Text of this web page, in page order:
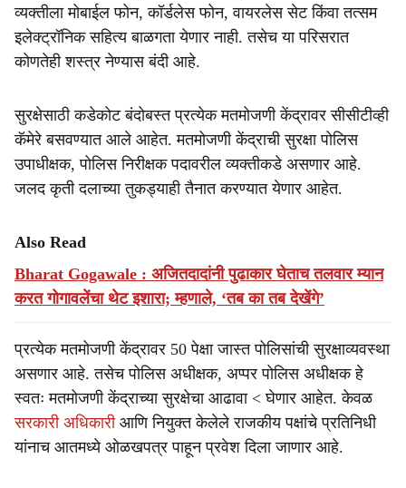
व्यक्तीला मोबाईल फोन, कॉर्डलेस फोन, वायरलेस सेट किंवा तत्सम
इलेक्ट्रॉनिक सहित्य बाळगता येणार नाही. तसेच या परिसरात
कोणतेही शस्त्र नेण्यास बंदी आहे.
सुरक्षेसाठी कडेकोट बंदोबस्त प्रत्येक मतमोजणी केंद्रावर सीसीटीव्ही
कॅमेरे बसवण्यात आले आहेत. मतमोजणी केंद्राची सुरक्षा पोलिस
उपाधीक्षक, पोलिस निरीक्षक पदावरील व्यक्तीकडे असणार आहे.
जलद कृती दलाच्या तुकड्याही तैनात करण्यात येणार आहेत.
Also Read
Bharat Gogawale : अजितदादांनी पुढाकार घेताच तलवार म्यान
करत गोगावलेंचा थेट इशारा; म्हणाले, ‘तब का तब देखेंगे’
प्रत्येक मतमोजणी केंद्रावर 50 पेक्षा जास्त पोलिसांची सुरक्षाव्यवस्था
असणार आहे. तसेच पोलिस अधीक्षक, अप्पर पोलिस अधीक्षक हे
स्वतः मतमोजणी केंद्राच्या सुरक्षेचा आढावा < घेणार आहेत. केवळ
सरकारी अधिकारीआणि नियुक्त केलेले राजकीय पक्षांचे प्रतिनिधी
यांनाच आतमध्ये ओळखपत्र पाहून प्रवेश दिला जाणार आहे.